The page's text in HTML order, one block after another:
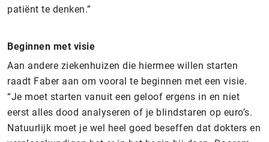
patiënt te denken.”
Beginnen met visie
Aan andere ziekenhuizen die hiermee willen starten
raadt Faber aan om vooral te beginnen met een visie.
“Je moet starten vanuit een geloof ergens in en niet
eerst alles dood analyseren of je blindstaren op euro’s.
Natuurlijk moet je wel heel goed beseffen dat dokters en